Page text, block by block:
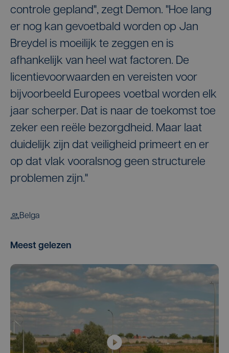
controle gepland", zegt Demon. "Hoe lang
er nog kan gevoetbald worden op Jan
Breydel is moeilijk te zeggen en is
afhankelijk van heel wat factoren. De
licentievoorwaarden en vereisten voor
bijvoorbeeld Europees voetbal worden elk
jaar scherper. Dat is naar de toekomst toe
zeker een reële bezorgdheid. Maar laat
duidelijk zijn dat veiligheid primeert en er
op dat vlak vooralsnog geen structurele
problemen zijn."
Belga
Meest gelezen